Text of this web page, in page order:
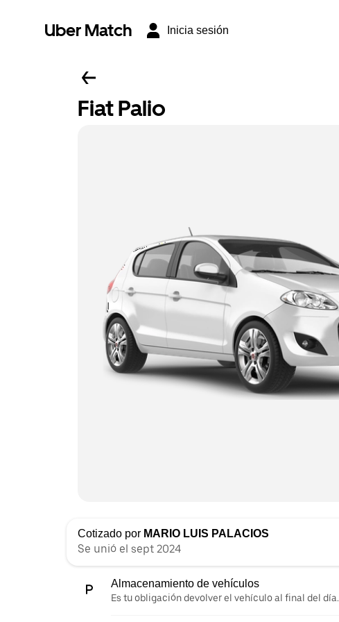
Uber Match Inicia sesión
Fiat Palio
Cotizado por MARIO LUIS PALACIOS
Se unió el sept 2024
Almacenamiento de vehículos
Es tu obligación devolver el vehículo al final del día.